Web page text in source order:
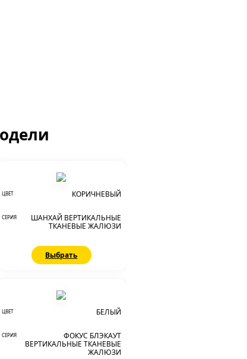
ЦВЕТ КОРИЧНЕВЫЙ
СЕРИЯ
ШАНХАЙ ВЕРТИКАЛЬНЫЕ
ТКАНЕВЫЕ ЖАЛЮЗИ
Выбрать
ЦВЕТ БЕЛЫЙ
СЕРИЯ
ФОКУС БЛЭКАУТ
ВЕРТИКАЛЬНЫЕ ТКАНЕВЫЕ
ЖАЛЮЗИ